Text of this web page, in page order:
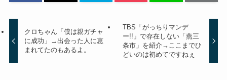
クロちゃん「僕は親ガチャ
に成功」→出会った人に恵
まれてたのもあるよ。
TBS「がっちりマンデ
ー!!」で存在しない「燕三
条市」を紹介→ここまでひ
どいのは初めてですねぇ